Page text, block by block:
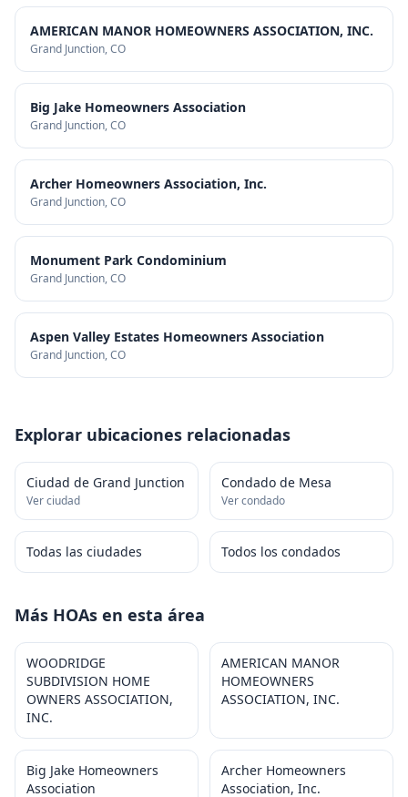
AMERICAN MANOR HOMEOWNERS ASSOCIATION, INC.
Grand Junction, CO
Big Jake Homeowners Association
Grand Junction, CO
Archer Homeowners Association, Inc.
Grand Junction, CO
Monument Park Condominium
Grand Junction, CO
Aspen Valley Estates Homeowners Association
Grand Junction, CO
Explorar ubicaciones relacionadas
Ciudad de Grand Junction
Ver ciudad
Condado de Mesa
Ver condado
Todas las ciudades Todos los condados
Más HOAs en esta área
WOODRIDGE
SUBDIVISION HOME
OWNERS ASSOCIATION,
INC.
AMERICAN MANOR
HOMEOWNERS
ASSOCIATION, INC.
Big Jake Homeowners
Association
Archer Homeowners
Association, Inc.